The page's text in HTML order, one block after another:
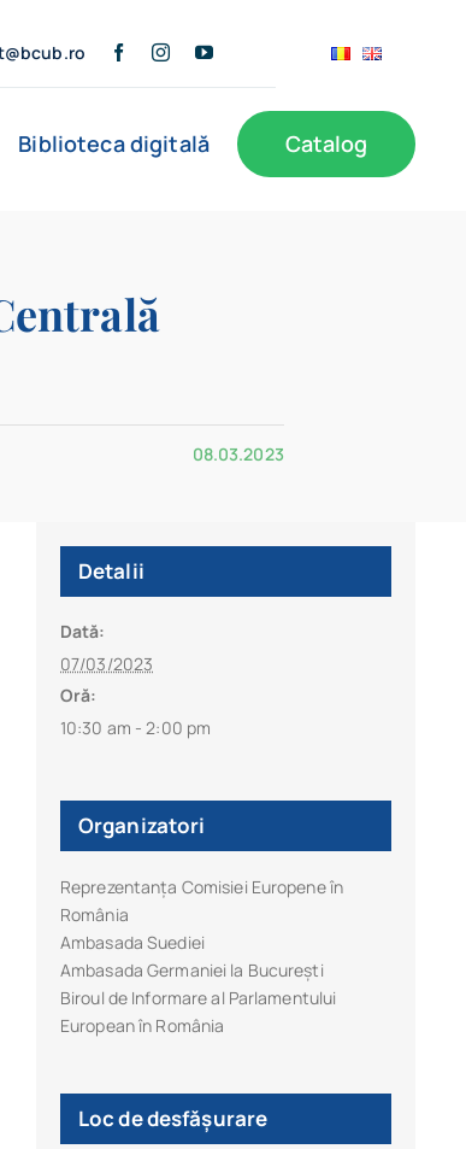
Biblioteca digitală Catalog
08.03.2023
Detalii
Dată:
07/03/2023
Oră:
10:30 am - 2:00 pm
Organizatori
Reprezentanța Comisiei Europene în
România
Ambasada Suediei
Ambasada Germaniei la București
Biroul de Informare al Parlamentului
European în România
Loc de desfășurare